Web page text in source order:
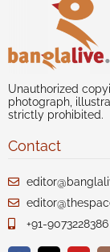
Unauthorized
photograph,
strictly prohibited.
Contact
+91-9073228386